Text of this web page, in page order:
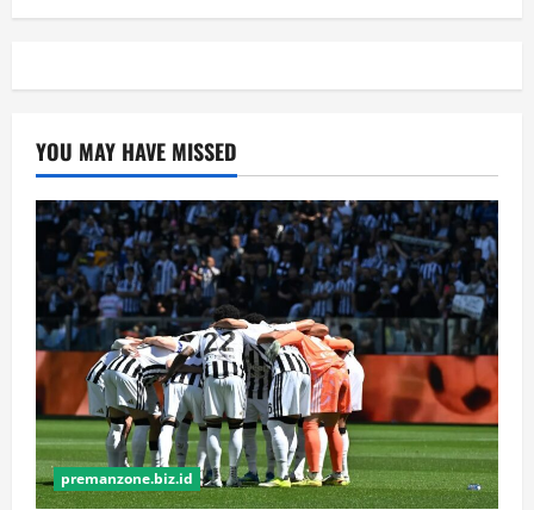
YOU MAY HAVE MISSED
premanzone.biz.id